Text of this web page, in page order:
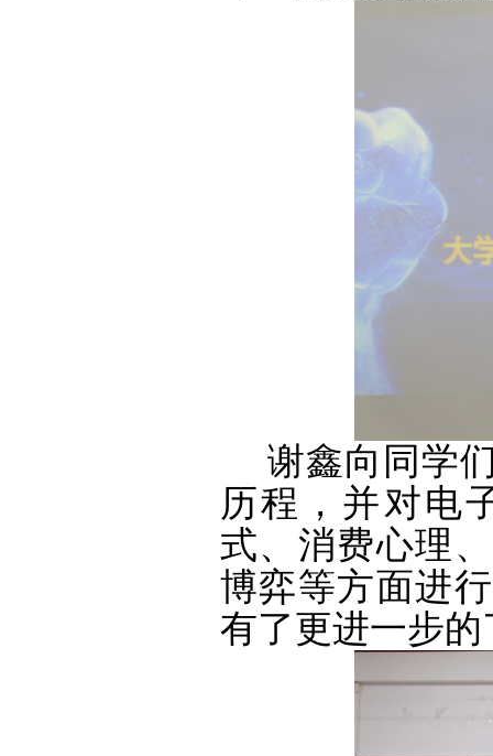
谢鑫向同学
历程，并对电
式、消费心理
博弈等方面进
有了更进一步的